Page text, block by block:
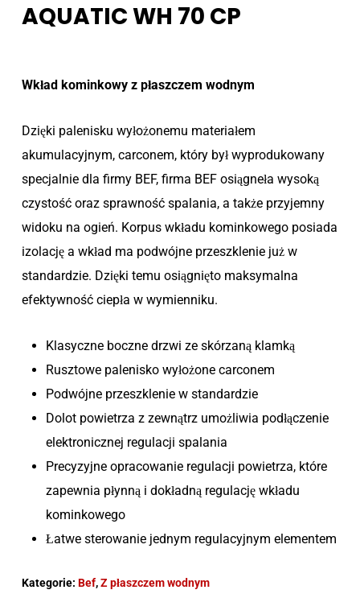
AQUATIC WH 70 CP
Wkład kominkowy z płaszczem wodnym
Dzięki palenisku wyłożonemu materiałem
akumulacyjnym, carconem, który był wyprodukowany
specjalnie dla firmy BEF, firma BEF osiągneła wysoką
czystość oraz sprawność spalania, a także przyjemny
widoku na ogień. Korpus wkładu kominkowego posiada
izolację a wkład ma podwójne przeszklenie już w
standardzie. Dzięki temu osiągnięto maksymalna
efektywność ciepła w wymienniku.
Klasyczne boczne drzwi ze skórzaną klamką
Rusztowe palenisko wyłożone carconem
Podwójne przeszklenie w standardzie
Dolot powietrza z zewnątrz umożliwia podłączenie
elektronicznej regulacji spalania
Precyzyjne opracowanie regulacji powietrza, które
zapewnia płynną i dokładną regulację wkładu
kominkowego
Łatwe sterowanie jednym regulacyjnym elementem
Kategorie: Bef,Z płaszczem wodnym